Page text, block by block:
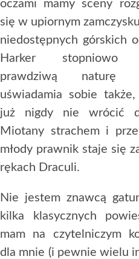
oczami mamy sceny
się w upiornym
niedostępnych górskich
Harker stopniowo
prawdziwą naturę
uświadamia sobie
już nigdy nie wrócić
Miotany strachem i
młody prawnik staje się
rękach Draculi.
Nie jestem znawcą
kilka klasycznych
mam na czytelniczym
dla mnie (i pewnie wielu